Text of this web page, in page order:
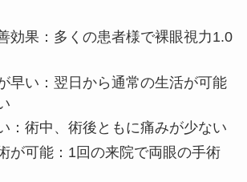
効果：多くの患者様で裸眼視力1.0
早い：翌日から通常の生活が可能
：術中、術後ともに痛みが少ない
が可能：1回の来院で両眼の手術